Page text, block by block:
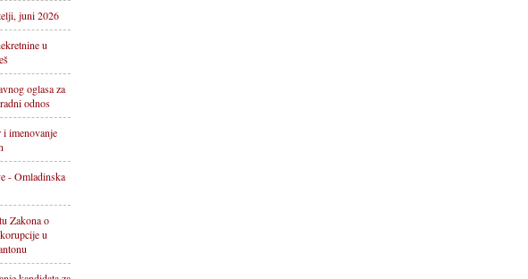
juni 2026
u
oglasa za
odnos
imenovanje
- Omladinska
Zakona o
u